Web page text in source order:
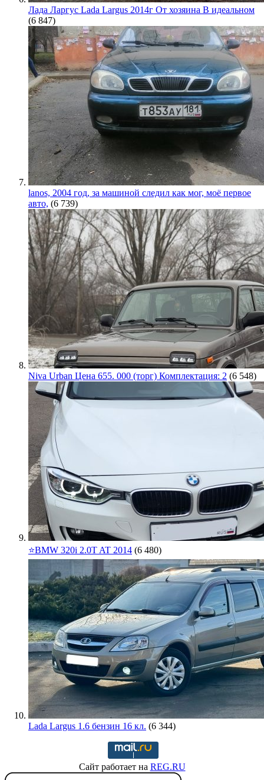
Лада Ларгус Lada Largus 2014г От хозяина В идеальном
(6 847)
lanos, 2004 год, за машиной следил как мог, моё первое
авто, (6 739)
Niva Urban Цена 655. 000 (торг) Комплектация: 2 (6 548)
⭐️BMW 320i 2.0T AT 2014 (6 480)
Lada Largus 1.6 бензин 16 кл. (6 344)
Сайт работает на REG.RU